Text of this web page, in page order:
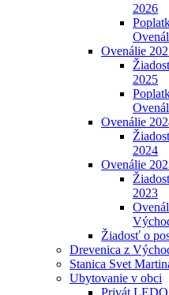
2026
Ovenálie
2025
Ovenálie
2024
Ovenálie
2023
Žiadosť o
Drevenica z
Stanica Svet
Ubytovanie v obci
Privát